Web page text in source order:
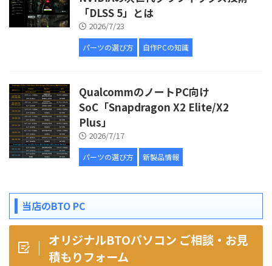
「DLSS 5」とは
2026/7/23
パーツの選び方 自作PCの知識
QualcommのノートPC向け
SoC「Snapdragon X2 Elite/X2
Plus」
2026/7/17
パーツの選び方 新製品情報
当店のBTO PC
オリジナルBTOパソコン ご相談・お見
積もりフォーム